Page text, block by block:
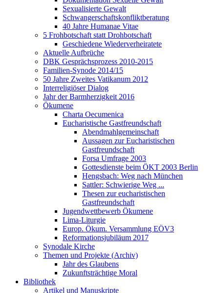
Sexualisierte Gewalt
Schwangerschaftskonfliktberatung
40 Jahre Humanae Vitae
5 Frohbotschaft statt Drohbotschaft
Geschiedene Wiederverheiratete
Aktuelle Aufbrüche
DBK Gesprächsprozess 2010-2015
Familien-Synode 2014/15
50 Jahre Zweites Vatikanum 2012
Interreligiöser Dialog
Jahr der Barmherzigkeit 2016
Ökumene
Charta Oecumenica
Eucharistische Gastfreundschaft
Abendmahlgemeinschaft
Aussagen zur Eucharistischen
Gastfreundschaft
Forsa Umfrage 2003
Gottesdienste beim ÖKT 2003 Berlin
Hengsbach: Weg nach München
Sattler: Schwierige Weg ...
Thesen zur eucharistischen
Gastfreundschaft
Jugendwettbewerb Ökumene
Lima-Liturgie
Europ. Ökum. Versammlung EÖV3
Reformationsjubiläum 2017
Synodale Kirche
Themen und Projekte (Archiv)
Jahr des Glaubens
Zukunftsträchtige Moral
Bibliothek
Artikel und Manuskripte